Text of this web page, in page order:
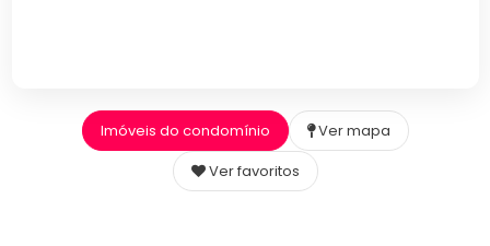
Imóveis do condomínio
Ver mapa
Ver favoritos